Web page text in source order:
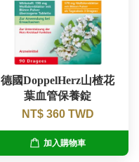
德國DoppelHerz山楂花
葉血管保養錠
NT$ 360 TWD
加入購物車